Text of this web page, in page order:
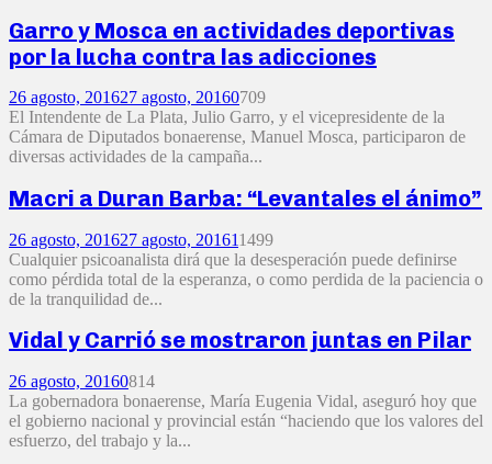
Garro y Mosca en actividades deportivas
por la lucha contra las adicciones
26 agosto, 201627 agosto, 20160709
El Intendente de La Plata, Julio Garro, y el vicepresidente de la
Cámara de Diputados bonaerense, Manuel Mosca, participaron de
diversas actividades de la campaña...
Macri a Duran Barba: “Levantales el ánimo”
26 agosto, 201627 agosto, 201611499
Cualquier psicoanalista dirá que la desesperación puede definirse
como pérdida total de la esperanza, o como perdida de la paciencia o
de la tranquilidad de...
Vidal y Carrió se mostraron juntas en Pilar
26 agosto, 20160814
La gobernadora bonaerense, María Eugenia Vidal, aseguró hoy que
el gobierno nacional y provincial están “haciendo que los valores del
esfuerzo, del trabajo y la...